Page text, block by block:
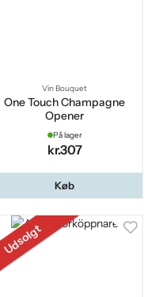
Vin Bouquet
One Touch Champagne
Opener
På lager
kr.307
Køb
Udsolgt